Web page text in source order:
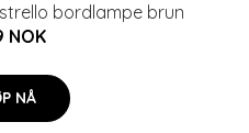
bordlampe brun
NOK
NÅ